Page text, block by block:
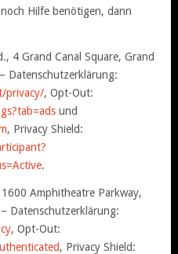
Hilfe benötigen, dann
4 Grand Canal Square, Grand
Datenschutzerklärung:
privacy/, Opt-Out:
und
, Privacy Shield:
.
Amphitheatre Parkway,
Datenschutzerklärung:
, Opt-Out:
, Privacy Shield: